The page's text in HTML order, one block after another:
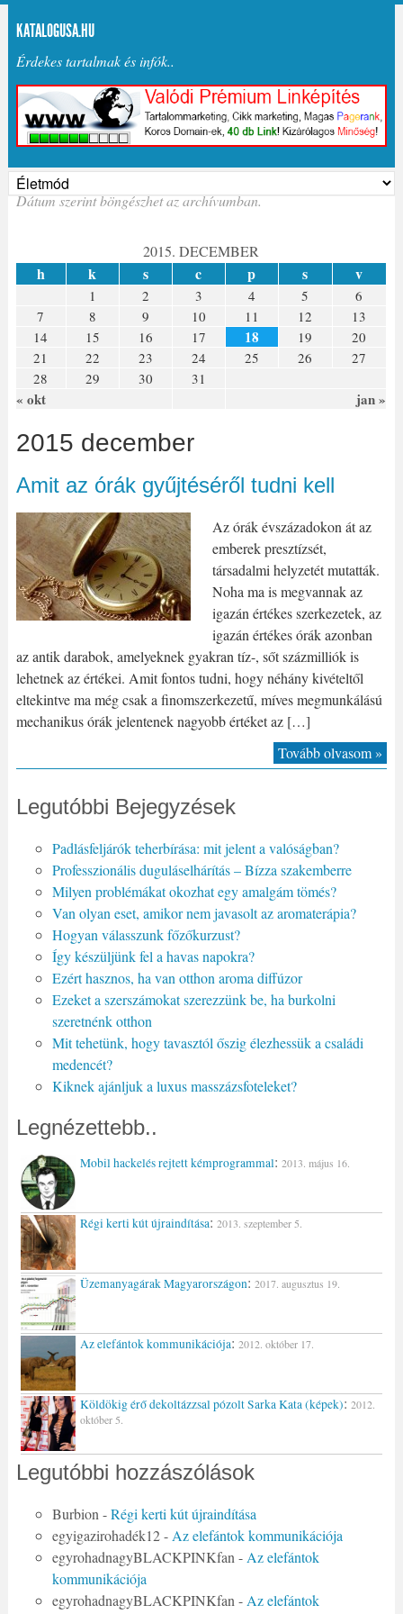
KATALOGUSA.HU
Érdekes tartalmak és infók..
Dátum szerint böngészhet az archívumban.
2015. DECEMBER
h k s c p s v
« okt jan »
1 2 3 4 5
6
7
8 9 10 11 12
13
14
15 16 17 18 19
20
21
22 23 24 25 26
27
28
29 30 31
2015 december
Amit az órák gyűjtéséről tudni kell
Az órák évszázadokon át az
emberek presztízsét,
társadalmi helyzetét mutatták.
Noha ma is megvannak az
igazán értékes szerkezetek, az
igazán értékes órák azonban
az antik darabok, amelyeknek gyakran tíz-, sőt százmilliók is
lehetnek az értékei. Amit fontos tudni, hogy néhány kivételtől
eltekintve ma még csak a finomszerkezetű, míves megmunkálású
mechanikus órák jelentenek nagyobb értéket az […]
Tovább olvasom »
Legutóbbi Bejegyzések
Padlásfeljárók teherbírása: mit jelent a valóságban?
Professzionális duguláselhárítás – Bízza szakemberre
Milyen problémákat okozhat egy amalgám tömés?
Van olyan eset, amikor nem javasolt az aromaterápia?
Hogyan válasszunk főzőkurzust?
Így készüljünk fel a havas napokra?
Ezért hasznos, ha van otthon aroma diffúzor
Ezeket a szerszámokat szerezzünk be, ha burkolni
szeretnénk otthon
Mit tehetünk, hogy tavasztól őszig élezhessük a családi
medencét?
Kiknek ajánljuk a luxus masszázsfoteleket?
Legnézettebb..
Mobil hackelés rejtett kémprogrammal: 2013. május 16.
Régi kerti kút újraindítása: 2013. szeptember 5.
Üzemanyagárak Magyarországon: 2017. augusztus 19.
Az elefántok kommunikációja: 2012. október 17.
Köldökig érő dekoltázzsal pózolt Sarka Kata (képek): 2012.
október 5.
Legutóbbi hozzászólások
Burbion -Régi kerti kút újraindítása
egyigazirohadék12- Az elefántok kommunikációja
egyrohadnagyBLACKPINKfan - Az elefántok
kommunikációja
egyrohadnagyBLACKPINKfan - Az elefántok